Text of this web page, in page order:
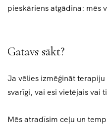
pieskāriens atgādina: mēs
Gatavs sākt?
Ja vēlies izmēģināt
svarīgi, vai esi vietējais vai
Mēs atradīsim ceļu un